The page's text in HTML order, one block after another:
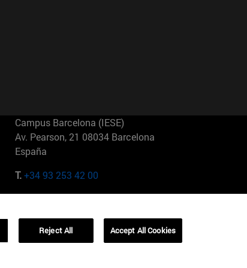
Campus Barcelona (IESE)
Av. Pearson, 21 08034 Barcelona
España
T.+34 93 253 42 00
01321001 Bela Vista Brasil
Reject All Accept All Cookies